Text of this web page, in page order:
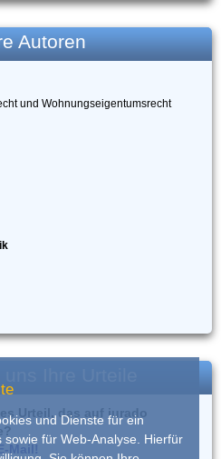
Autoren
und Wohnungseigentumsrecht
Urteil, das auf iurado
Mail!
und Dienste für ein
sowie für Web-Analyse. Hierfür